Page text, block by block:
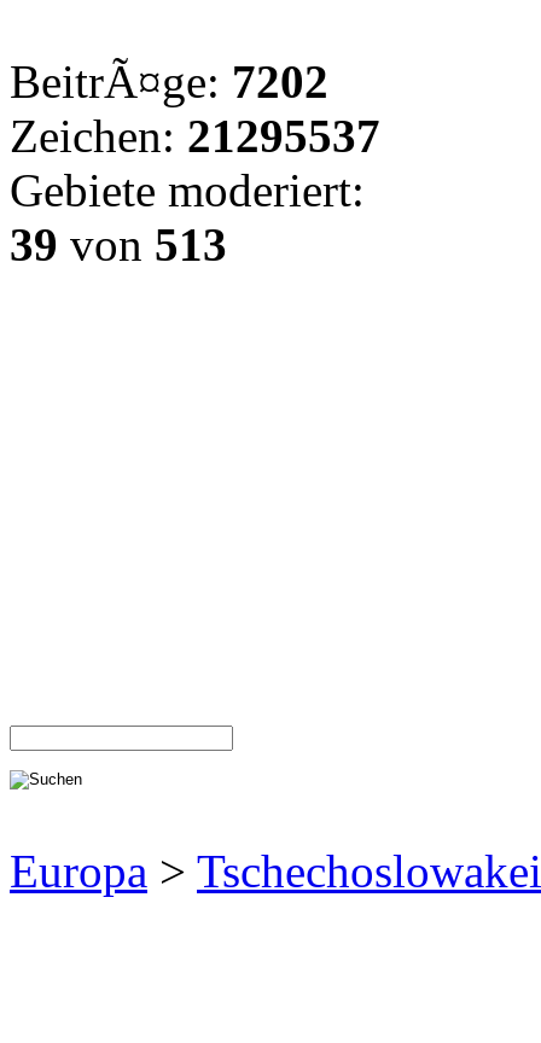
BeitrÃ¤ge: 7202
Zeichen: 21295537
Gebiete moderiert:
39 von 513
Europa > Tschechoslowakei